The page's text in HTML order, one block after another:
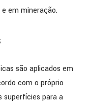
em mineração.
são aplicados em
com o próprio
superfícies para a